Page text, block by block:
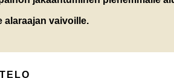
alaraajan vaivoille.